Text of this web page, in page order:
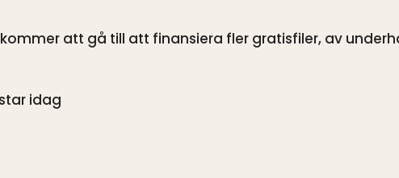
att gå till att finansiera fler gratisfiler, av
idag